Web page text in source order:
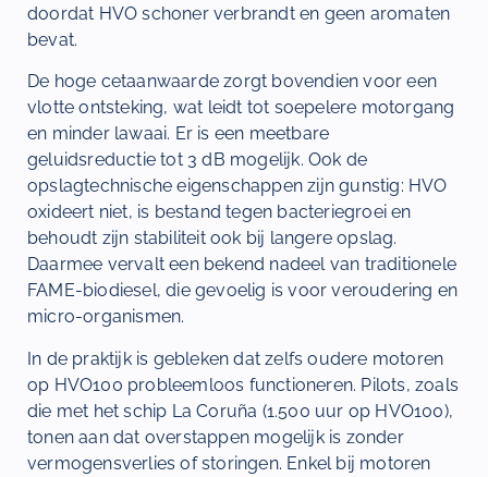
doordat HVO schoner verbrandt en geen aromaten
bevat.
De hoge cetaanwaarde zorgt bovendien voor een
vlotte ontsteking, wat leidt tot soepelere motorgang
en minder lawaai. Er is een meetbare
geluidsreductie tot 3 dB mogelijk. Ook de
opslagtechnische eigenschappen zijn gunstig: HVO
oxideert niet, is bestand tegen bacteriegroei en
behoudt zijn stabiliteit ook bij langere opslag.
Daarmee vervalt een bekend nadeel van traditionele
FAME-biodiesel, die gevoelig is voor veroudering en
micro-organismen.
In de praktijk is gebleken dat zelfs oudere motoren
op HVO100 probleemloos functioneren. Pilots, zoals
die met het schip La Coruña (1.500 uur op HVO100),
tonen aan dat overstappen mogelijk is zonder
vermogensverlies of storingen. Enkel bij motoren